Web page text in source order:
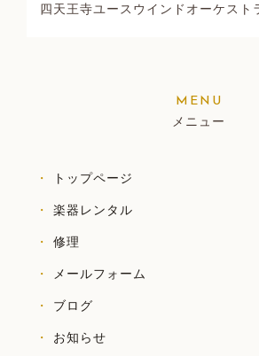
四天王寺ユースウインドオーケスト
メニュー
トップページ
楽器レンタル
修理
メールフォーム
ブログ
お知らせ